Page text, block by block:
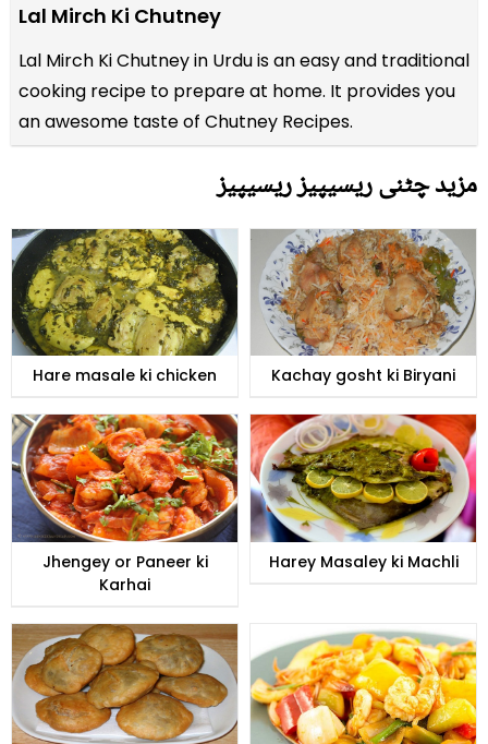
Lal Mirch Ki Chutney
Lal Mirch Ki Chutney in Urdu is an easy and traditional
cooking recipe to prepare at home. It provides you
an awesome taste of Chutney Recipes.
مزید چٹنی ریسیپیز ریسیپیز
Hare masale ki chicken Kachay gosht ki Biryani
Jhengey or Paneer ki
Karhai
Harey Masaley ki Machli